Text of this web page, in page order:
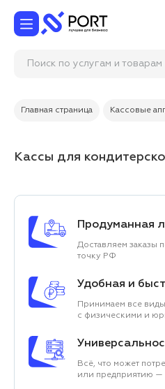
Поиск по услугам и товарам
Главная страница Кассовые
Кассы для
Продуманная
Доставляем заказы
точку РФ
Удобная и
Принимаем все
с физическими и
Всё, что может
или предприятию —